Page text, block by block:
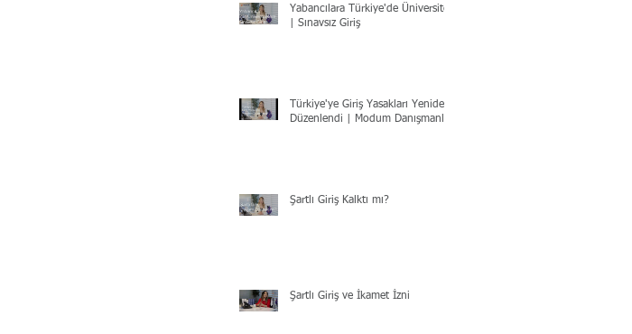
Yabancılara Türkiye'de Üniversite
| Sınavsız Giriş
Türkiye'ye Giriş Yasakları Yeniden
Düzenlendi | Modum Danışmanlık
Şartlı Giriş Kalktı mı?
Şartlı Giriş ve İkamet İzni